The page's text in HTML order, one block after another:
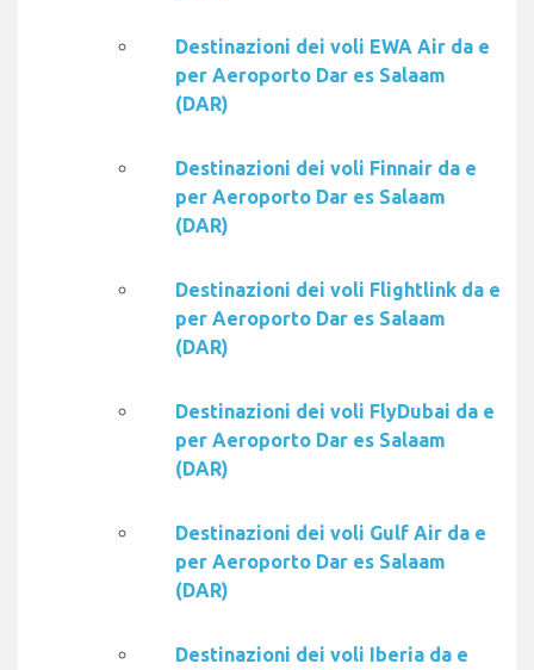
Destinazioni dei voli EWA Air da e
per Aeroporto Dar es Salaam
(DAR)
Destinazioni dei voli Finnair da e
per Aeroporto Dar es Salaam
(DAR)
Destinazioni dei voli Flightlink da e
per Aeroporto Dar es Salaam
(DAR)
Destinazioni dei voli FlyDubai da e
per Aeroporto Dar es Salaam
(DAR)
Destinazioni dei voli Gulf Air da e
per Aeroporto Dar es Salaam
(DAR)
Destinazioni dei voli Iberia da e